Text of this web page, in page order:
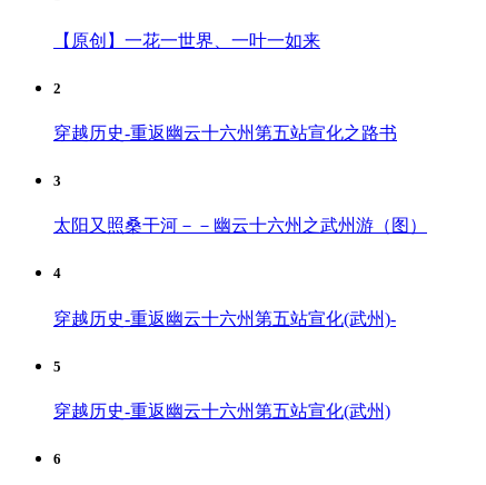
【原创】一花一世界、一叶一如来
2
穿越历史-重返幽云十六州第五站宣化之路书
3
太阳又照桑干河－－幽云十六州之武州游（图）
4
穿越历史-重返幽云十六州第五站宣化(武州)-
5
穿越历史-重返幽云十六州第五站宣化(武州)
6